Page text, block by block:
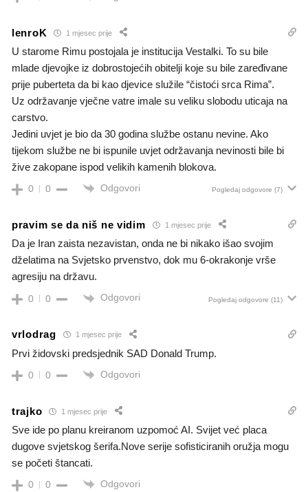
lenroK 1 mjesec prije
U starome Rimu postojala je institucija Vestalki. To su bile
mlade djevojke iz dobrostojećih obitelji koje su bile zaređivane
prije puberteta da bi kao djevice služile “čistoći srca Rima”.
Uz održavanje vječne vatre imale su veliku slobodu uticaja na
carstvo.
Jedini uvjet je bio da 30 godina službe ostanu nevine. Ako
tijekom službe ne bi ispunile uvjet održavanja nevinosti bile bi
žive zakopane ispod velikih kamenih blokova.
0 0 Odgovori Pogledaj odgovore (7)
pravim se da niš ne vidim 1 mjesec prije
Da je Iran zaista nezavistan, onda ne bi nikako išao svojim
dželatima na Svjetsko prvenstvo, dok mu 6-okrakonje vrše
agresiju na državu.
0 0 Odgovori Pogledaj odgovore (11)
vrlodrag 1 mjesec prije
Prvi židovski predsjednik SAD Donald Trump.
0 0 Odgovori
trajko 1 mjesec prije
Sve ide po planu kreiranom uzpomoć AI. Svijet već placa
dugove svjetskog šerifa.Nove serije sofisticiranih oružja mogu
se početi štancati.
0 0 Odgovori